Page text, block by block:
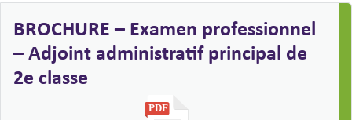
BROCHURE – Examen professionnel
– Adjoint administratif principal de
2e classe